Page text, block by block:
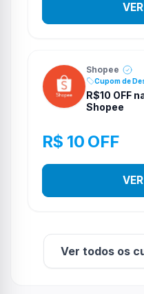
Shopee
Cupom de
R$10 OFF
Shopee
R$ 10 OFF
Ver todos os